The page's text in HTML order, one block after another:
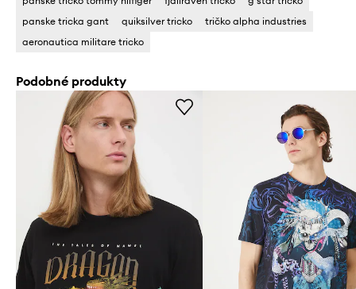
panske tricka gant
quiksilver tricko
tričko alpha industries
aeronautica militare tricko
Podobné produkty